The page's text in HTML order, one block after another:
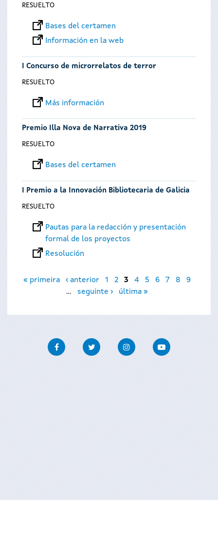
RESUELTO
Bases del certamen
Información en la web
I Concurso de microrrelatos de terror
RESUELTO
Más información
Premio Illa Nova de Narrativa 2019
RESUELTO
Bases del certamen
I Premio a la Innovación Bibliotecaria de Galicia
RESUELTO
Pautas para la redacción y presentación
formal de los proyectos
Resolución
Páginas
« primeira ‹ anterior 1 2 3 4 5 6 7 8
9
…
seguinte › última »
FacebookTwitter InstagramYoutube